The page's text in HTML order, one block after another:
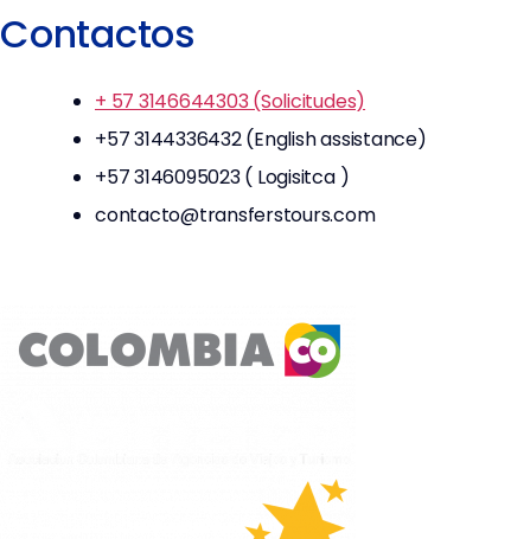
Contactos
+ 57 3146644303 (Solicitudes)
+57 3144336432 (English assistance)
+57 3146095023 ( Logisitca )
contacto@transferstours.com